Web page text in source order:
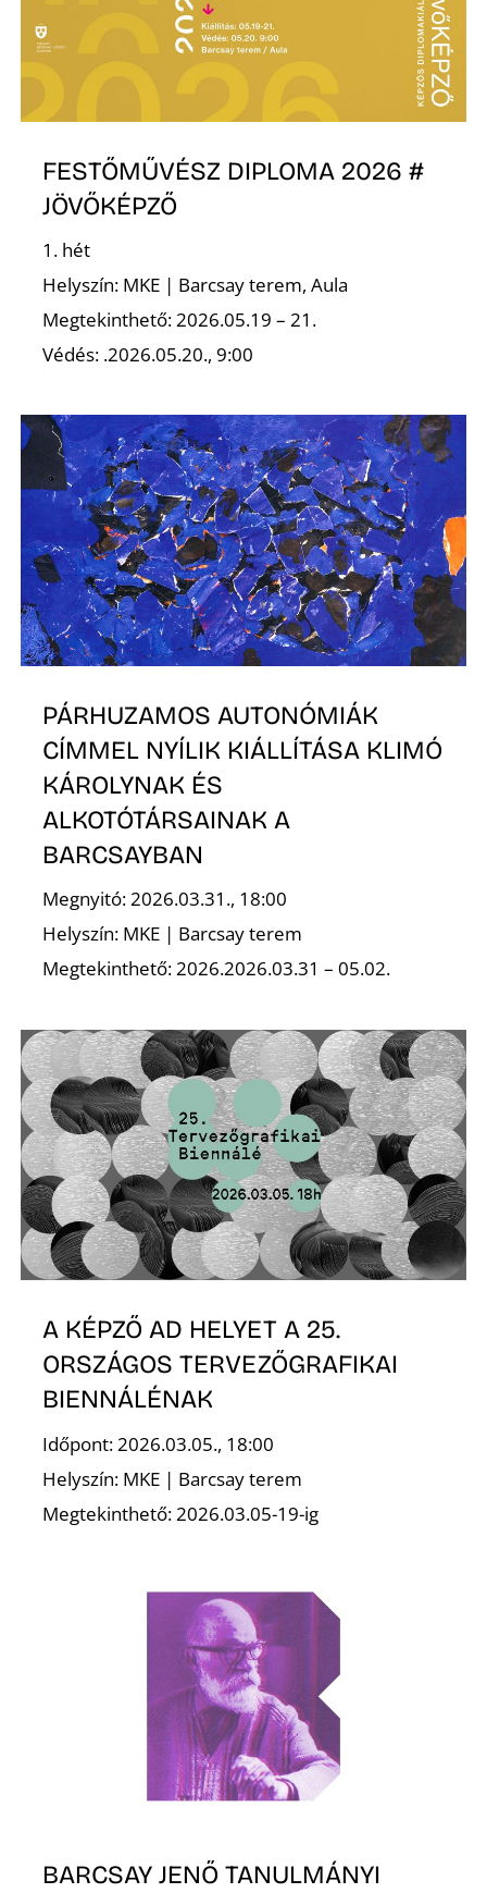
FESTŐMŰVÉSZ DIPLOMA 2026 #
JÖVŐKÉPZŐ
1. hét
Helyszín: MKE | Barcsay terem, Aula
Megtekinthető: 2026.05.19 – 21.
Védés: .2026.05.20., 9:00
PÁRHUZAMOS AUTONÓMIÁK
CÍMMEL NYÍLIK KIÁLLÍTÁSA KLIMÓ
KÁROLYNAK ÉS
ALKOTÓTÁRSAINAK A
BARCSAYBAN
Megnyitó: 2026.03.31., 18:00
Helyszín: MKE | Barcsay terem
Megtekinthető: 2026.2026.03.31 – 05.02.
A KÉPZŐ AD HELYET A 25.
ORSZÁGOS TERVEZŐGRAFIKAI
BIENNÁLÉNAK
Időpont: 2026.03.05., 18:00
Helyszín: MKE | Barcsay terem
Megtekinthető: 2026.03.05-19-ig
BARCSAY JENŐ TANULMÁNYI